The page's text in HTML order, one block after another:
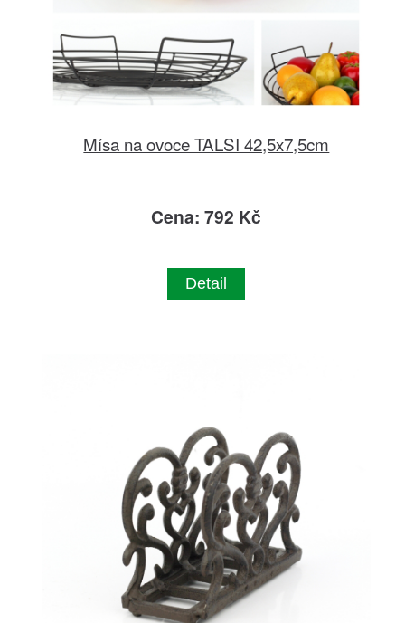
Mísa na ovoce TALSI 42,5x7,5cm
Cena: 792 Kč
Detail